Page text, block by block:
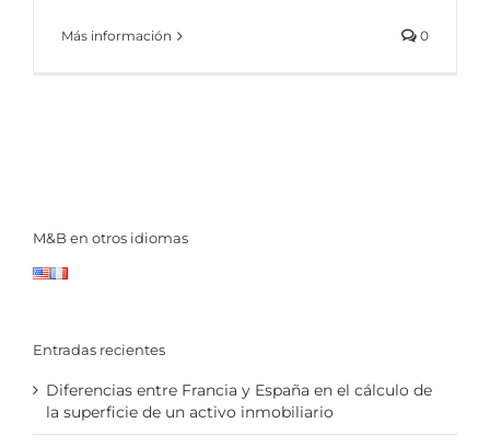
Más información 0
M&B en otros idiomas
Entradas recientes
Diferencias entre Francia y España en el cálculo de
la superficie de un activo inmobiliario